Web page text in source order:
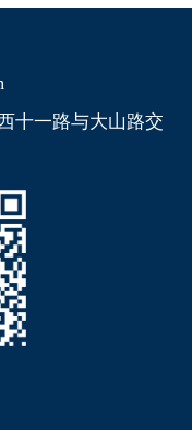
十一路与大山路交